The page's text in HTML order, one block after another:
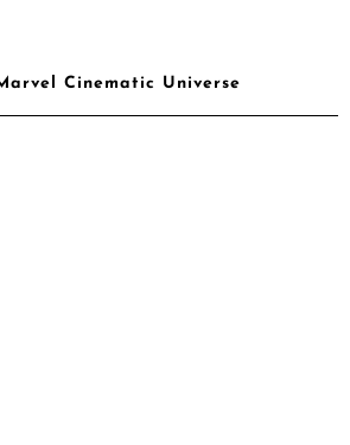
Cinematic Universe